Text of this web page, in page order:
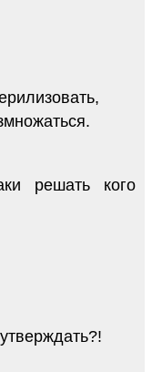
решать кого